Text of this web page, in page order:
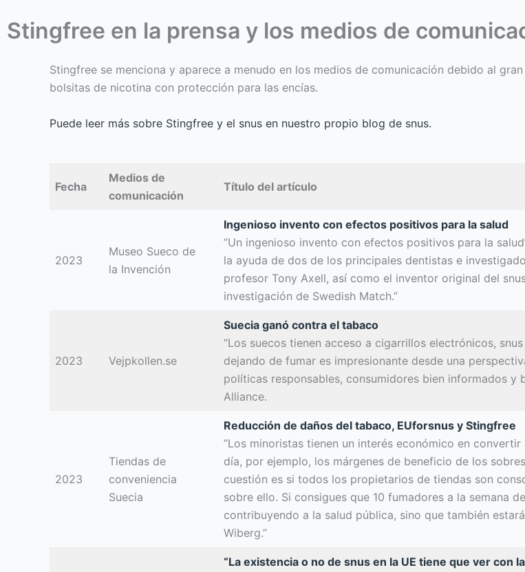
Stingfree en la prensa y los medios de
Stingfree se menciona y aparece a menudo en los medios de comunicación debido al
bolsitas de nicotina con protección para las encías.
Puede leer más sobre Stingfree y el snus en nuestro propio blog de snus.
Fecha
Medios de
comunicación
Título del artículo
2023
Museo Sueco de
la Invención
Ingenioso invento con efectos positivos para la salud
”Un ingenioso invento con efectos positivos para la
la ayuda de dos de los principales dentistas e
profesor Tony Axell, así como el inventor original del
investigación de Swedish Match.”
2023 Vejpkollen.se
Suecia ganó contra el tabaco
“Los suecos tienen acceso a cigarrillos electrónicos,
dejando de fumar es impresionante desde una
políticas responsables, consumidores bien informados y
Alliance.
2023
Tiendas de
conveniencia
Suecia
Reducción de daños del tabaco, EUforsnus y Stingfree
”Los minoristas tienen un interés económico en
día, por ejemplo, los márgenes de beneficio de los
cuestión es si todos los propietarios de tiendas son
sobre ello. Si consigues que 10 fumadores a la semana
contribuyendo a la salud pública, sino que también
Wiberg.”
“La existencia o no de snus en la UE tiene que ver con